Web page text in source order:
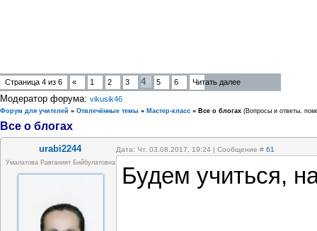
Страница 4 из 6 « 1 2 3 4 5 6 Читать далее
Модератор форума: vikusik46
Форум для учителей » Отвлечённые темы » Мастер-класс » Все о блогах (Вопросы и ответы,
Все о блогах
urabi2244 Дата: Чт, 03.08.2017, 19:24 | Сообщение # 61
Умалатова Равганият Бийбулатовна
Будем учиться,